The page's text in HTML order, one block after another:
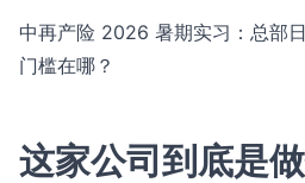
中再产险 2026 暑期实习：总部
门槛在哪？
这家公司到底是